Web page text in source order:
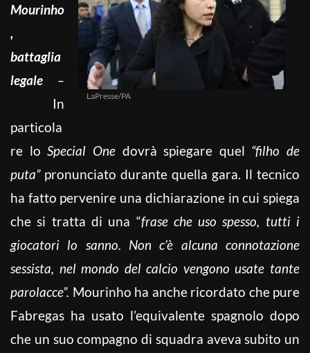
LaPresse/PA
Mourinho
,
battaglia
legale –
In
particola
re loSpecial One dovrà spiegare quel “filho de
puta”pronunciato durante quella gara. Il tecnico
ha fatto pervenire una dichiarazione in cui spiega
che si tratta di una “frase che uso spesso, tutti i
giocatori lo sanno. Non c’è alcuna connotazione
sessista, nel mondo del calcio vengono usate tante
parolacce”. Mourinho ha anche ricordato che pure
Fabregas ha usato l’equivalente spagnolo dopo
che un suo compagno di squadra aveva subito un